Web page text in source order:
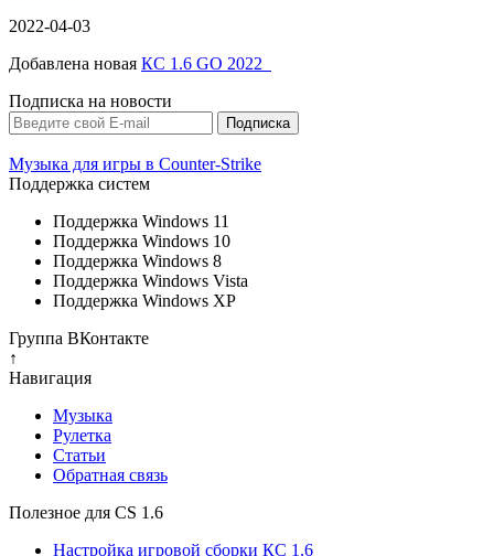
2022-04-03
Добавлена новая КС 1.6 GO 2022
Подписка на новости
Музыка для игры в Counter-Strike
Поддержка систем
Поддержка Windows 11
Поддержка Windows 10
Поддержка Windows 8
Поддержка Windows Vista
Поддержка Windows XP
Группа ВКонтакте
↑
Навигация
Музыка
Рулетка
Cтатьи
Обратная связь
Полезное для CS 1.6
Настройка игровой сборки КС 1.6